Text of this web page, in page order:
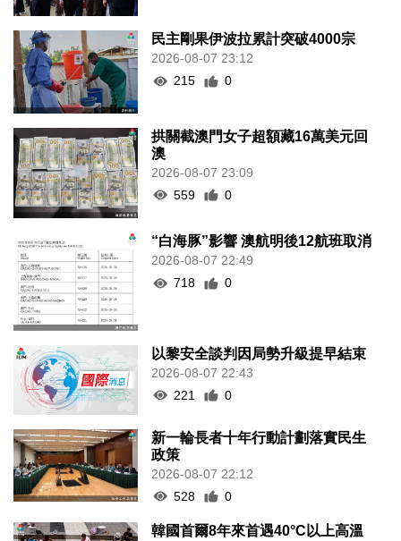
民主剛果伊波拉累計突破4000宗
2026-08-07 23:12
215
0
拱關截澳門女子超額藏16萬美元回
澳
2026-08-07 23:09
559
0
“白海豚”影響 澳航明後12航班取消
2026-08-07 22:49
718
0
以黎安全談判因局勢升級提早結束
2026-08-07 22:43
221
0
新一輪長者十年行動計劃落實民生
政策
2026-08-07 22:12
528
0
韓國首爾8年來首遇40°C以上高溫